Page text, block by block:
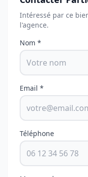
Intéressé par ce
l'agence.
Nom *
Email *
Téléphone